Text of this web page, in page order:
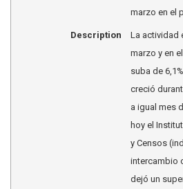
marzo en el
Description
La actividad
marzo y en
suba de
creció
a igual mes
hoy el
y Censos
intercambio
dejó un